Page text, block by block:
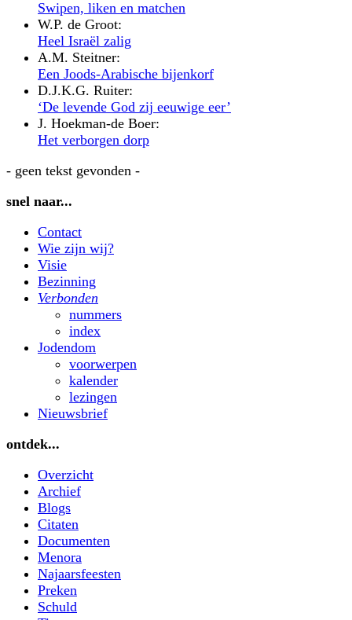
Swipen, liken en matchen
W.P. de Groot:
Heel Israël zalig
A.M. Steitner:
Een Joods-Arabische bijenkorf
D.J.K.G. Ruiter:
‘De levende God zij eeuwige eer’
J. Hoekman-de Boer:
Het verborgen dorp
- geen tekst gevonden -
snel naar...
Contact
Wie zijn wij?
Visie
Bezinning
Verbonden
nummers
index
Jodendom
voorwerpen
kalender
lezingen
Nieuwsbrief
ontdek...
Overzicht
Archief
Blogs
Citaten
Documenten
Menora
Najaarsfeesten
Preken
Schuld